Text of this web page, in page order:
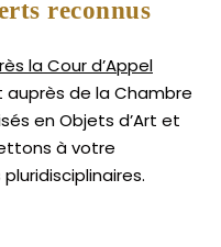
reconnus
la Cour d’Appel
auprès de laChambre
en Objets d’Art et
à votre